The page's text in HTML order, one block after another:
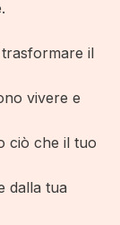
il
vivere e
ciò che il tuo
dalla tua